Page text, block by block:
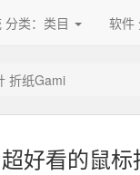
分类：类目 软件
折纸Gami
超好看的鼠